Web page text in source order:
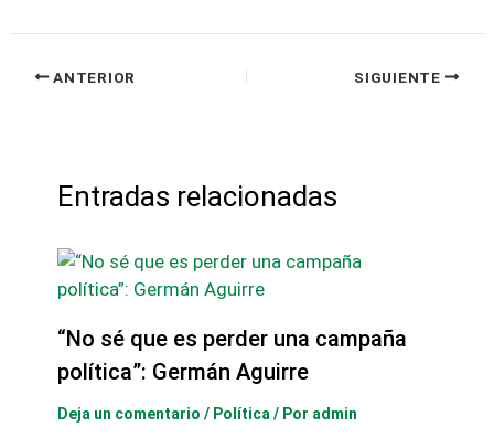
ANTERIOR SIGUIENTE
Entradas relacionadas
“No sé que es perder una campaña
política”: Germán Aguirre
Deja un comentario / Política / Por admin